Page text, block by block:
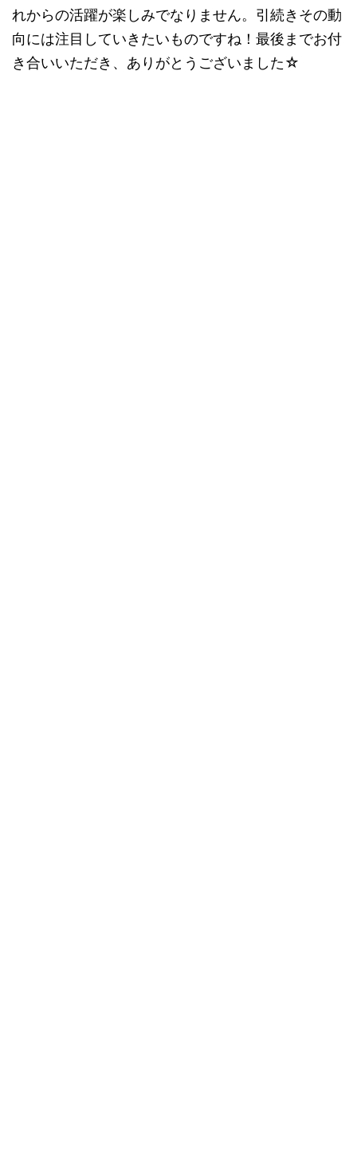
れからの活躍が楽しみでなりません。引続きその動
向には注目していきたいものですね！最後までお付
き合いいただき、ありがとうございました☆